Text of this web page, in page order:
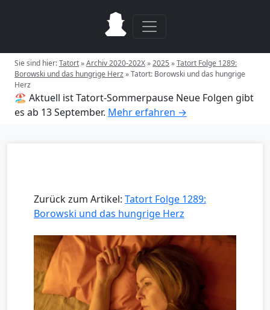
Sie sind hier:Tatort»Archiv 2020-202X»2025 »Tatort Folge 1289:
Borowski und das hungrige Herz»Tatort: Borowski und das hungrige
Herz
🏖️ Aktuell ist Tatort-Sommerpause Neue Folgen gibt
es ab 13 September. Mehr erfahren →
Zurück zum Artikel: Tatort Folge 1289:
Borowski und das hungrige Herz